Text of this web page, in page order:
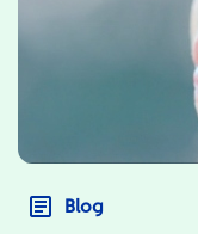
Blog